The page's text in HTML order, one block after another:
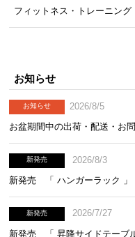
フィットネス・トレーニング
お知らせ
お知らせ
2026/8/5
お盆期間中の出荷・配送・お
新発売
2026/8/3
新発売 「 ハンガーラック 」
新発売
2026/7/27
新発売 「 昇降サイドテーブ